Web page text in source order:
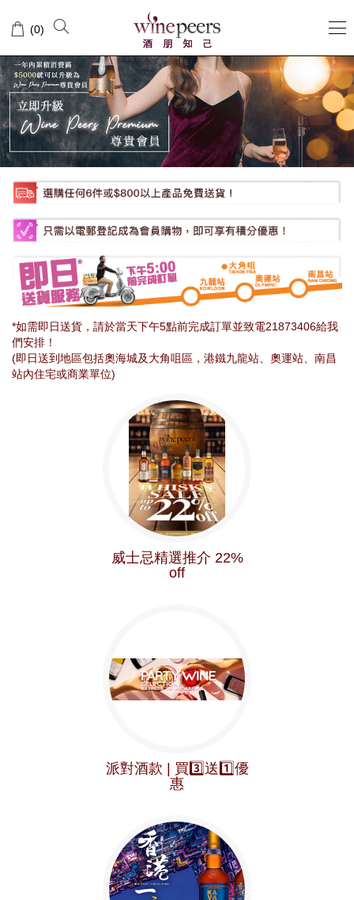
Wine
Peers
酒
朋
知
己
(0)
*如需即日送貨，請於當天下午5點前完成訂單並致電21873406給我
們安排！
(即日送到地區包括奧海城及大角咀區，港鐵九龍站、奧運站、南昌
站內住宅或商業單位)
威士忌精選推介 22%
off
派對酒款 | 買3️⃣送1️⃣優
惠